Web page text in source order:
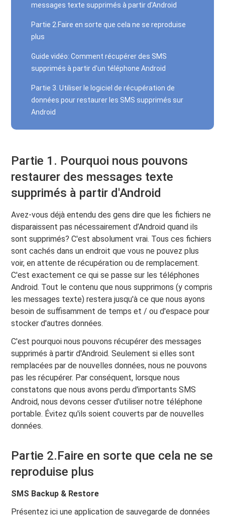
messages texte supprimés à partir d'Android
Partie 2.Faire en sorte que cela ne se reproduise
plus
Guide vidéo: Comment récupérer des SMS
supprimés à partir d'un téléphone Android
Partie 3. Utiliser le logiciel de récupération de
données pour restaurer les SMS supprimés sur
Android
Partie 1. Pourquoi nous pouvons
restaurer des messages texte
supprimés à partir d'Android
Avez-vous déjà entendu des gens dire que les fichiers ne
disparaissent pas nécessairement d’Android quand ils
sont supprimés? C'est absolument vrai. Tous ces fichiers
sont cachés dans un endroit que vous ne pouvez plus
voir, en attente de récupération ou de remplacement.
C'est exactement ce qui se passe sur les téléphones
Android. Tout le contenu que nous supprimons (y compris
les messages texte) restera jusqu'à ce que nous ayons
besoin de suffisamment de temps et / ou d'espace pour
stocker d'autres données.
C'est pourquoi nous pouvons récupérer des messages
supprimés à partir d'Android. Seulement si elles sont
remplacées par de nouvelles données, nous ne pouvons
pas les récupérer. Par conséquent, lorsque nous
constatons que nous avons perdu d'importants SMS
Android, nous devons cesser d'utiliser notre téléphone
portable. Évitez qu'ils soient couverts par de nouvelles
données.
Partie 2.Faire en sorte que cela ne se
reproduise plus
SMS Backup & Restore
Présentez ici une application de sauvegarde de données